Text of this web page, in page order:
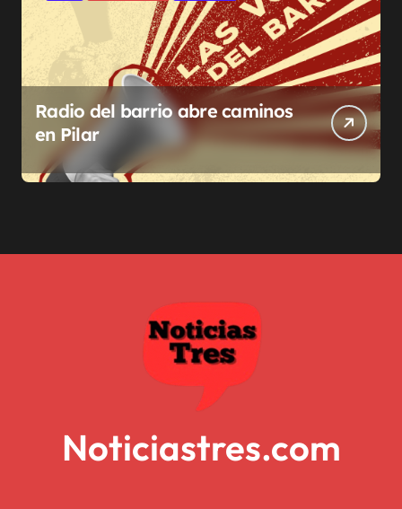
Radio del barrio abre caminos
en Pilar
Noticiastres.com